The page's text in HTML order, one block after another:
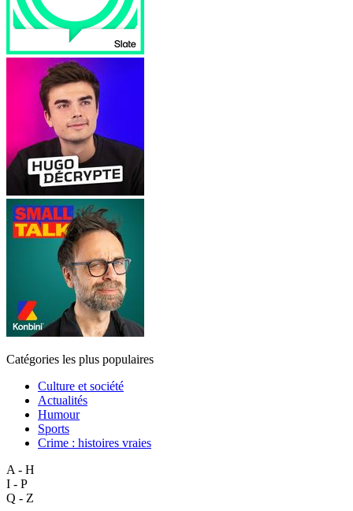
Catégories les plus populaires
Culture et société
Actualités
Humour
Sports
Crime : histoires vraies
A - H
I - P
Q - Z